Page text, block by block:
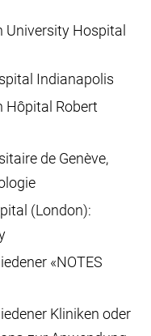
University Hospital
Indianapolis
Hôpital Robert
de Genève,
(London):
«NOTES
Kliniken oder